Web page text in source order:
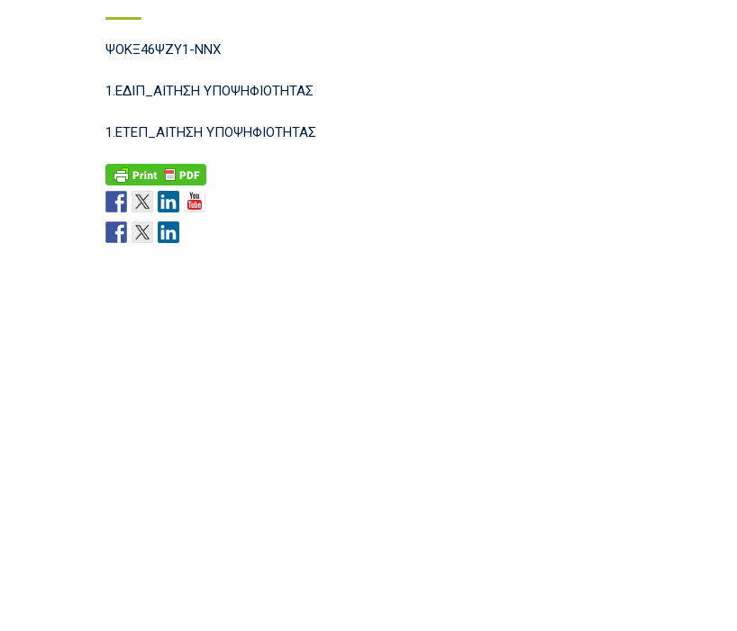
ΨΟΚΞ46ΨΖΥ1-ΝΝΧ
1.ΕΔΙΠ_ΑΙΤΗΣΗ ΥΠΟΨΗΦΙΟΤΗΤΑΣ
1.ΕΤΕΠ_ΑΙΤΗΣΗ ΥΠΟΨΗΦΙΟΤΗΤΑΣ